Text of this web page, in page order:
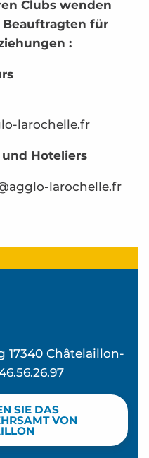
Clubs wenden
Beauftragten für
:
larochelle.fr
Hoteliers
larochelle.fr
17340 Châtelaillon-
SIE DAS
VON